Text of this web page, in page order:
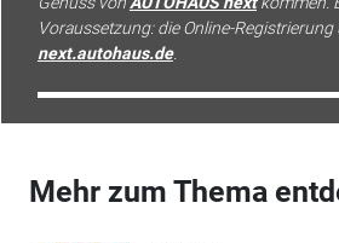
Voraussetzung: die Online-Registrierung
next.autohaus.de.
Mehr zum Thema